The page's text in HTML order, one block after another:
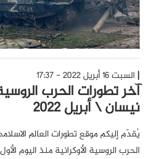
السبت 16 أبريل 2022 - 17:37
نيسان \ أبريل 2022
يُقدّم إليكم موقع تطورات العالم
الحرب الروسية الأوكرانية منذ اليوم